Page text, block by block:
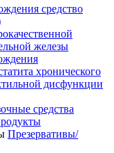
средство
железы
хронического
дисфункции
средства
Презервативы/